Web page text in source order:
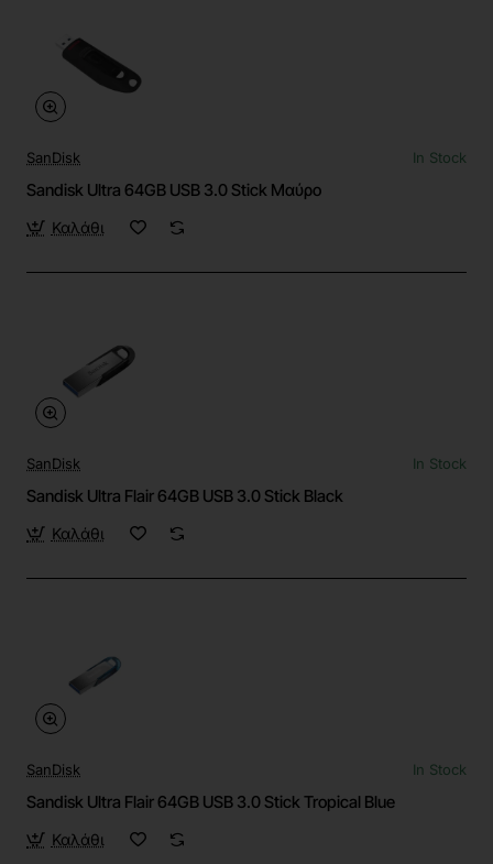
SanDisk In Stock
Sandisk Ultra 64GB USB 3.0 Stick Μαύρο
Καλάθι
SanDisk In Stock
Sandisk Ultra Flair 64GB USB 3.0 Stick Black
Καλάθι
SanDisk In Stock
Sandisk Ultra Flair 64GB USB 3.0 Stick Tropical Blue
Καλάθι